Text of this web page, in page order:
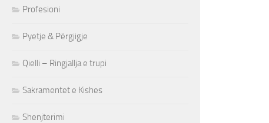
Profesioni
Pyetje & Përgjigje
Qielli – Ringjallja e trupi
Sakramentet e Kishes
Shenjterimi